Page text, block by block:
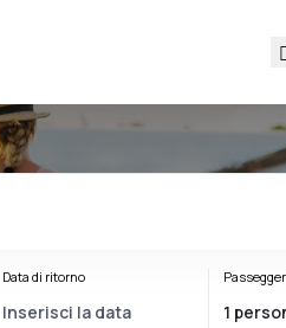
Data di ritorno